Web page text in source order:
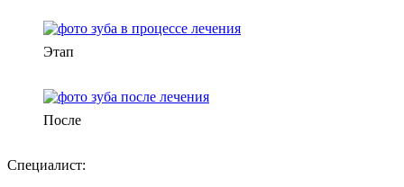
Этап
После
Специалист: